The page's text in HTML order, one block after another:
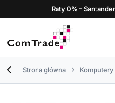
Raty 0% –
Strona główna